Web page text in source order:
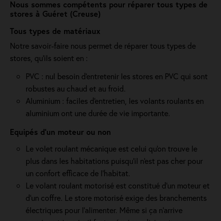
Nous sommes compétents pour réparer tous types de
stores à Guéret (Creuse)
Tous types de matériaux
Notre savoir-faire nous permet de réparer tous types de
stores, qu'ils soient en :
PVC : nul besoin d'entretenir les stores en PVC qui sont
robustes au chaud et au froid.
Aluminium : faciles d'entretien, les volants roulants en
aluminium ont une durée de vie importante.
Equipés d'un moteur ou non
Le volet roulant mécanique est celui qu'on trouve le
plus dans les habitations puisqu'il n'est pas cher pour
un confort efficace de l'habitat.
Le volant roulant motorisé est constitué d’un moteur et
d’un coffre. Le store motorisé exige des branchements
électriques pour l'alimenter. Même si ça n'arrive